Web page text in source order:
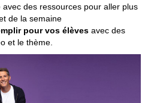
avec des ressources pour aller plus
de la semaine
pour vos élèves avec des
et le thème.